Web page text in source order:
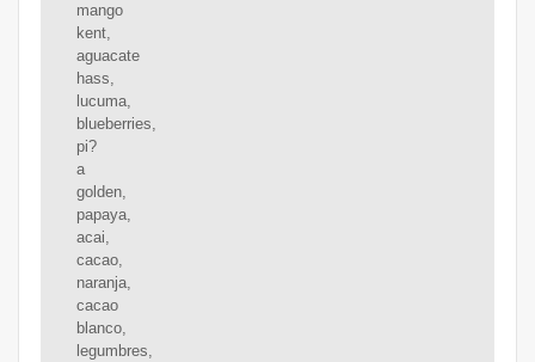
mango
kent,
aguacate
hass,
lucuma,
blueberries,
pi?
a
golden,
papaya,
acai,
cacao,
naranja,
cacao
blanco,
legumbres,